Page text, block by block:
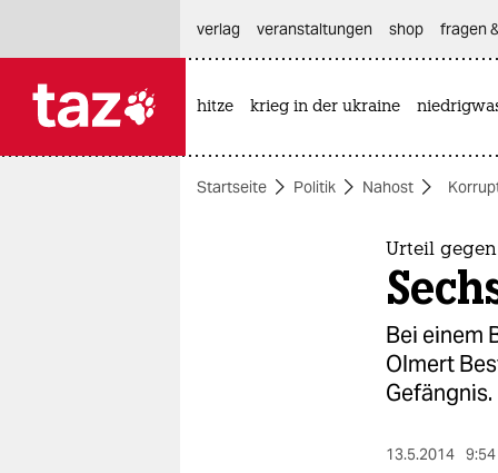
themen
verlag
veranstaltungen shop fragen
hitze krieg in der ukraine
Startseite Politik Nahost
Urteil
Bei einem
Olmert
Gefängnis.
13.5.2014